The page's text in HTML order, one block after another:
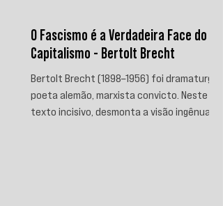
O Fascismo é a Verdadeira Face do
Capitalismo - Bertolt Brecht
Bertolt Brecht (1898–1956) foi dramaturgo e
poeta alemão, marxista convicto. Neste
texto incisivo, desmonta a visão ingênua